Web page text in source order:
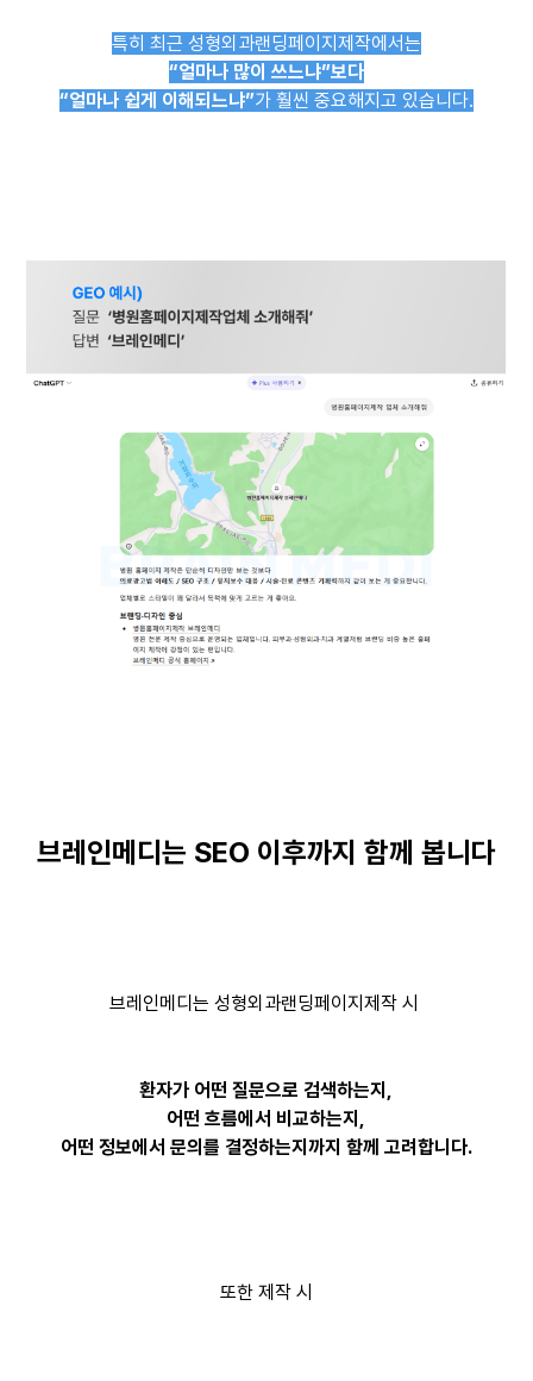
특히 최근 성형외과랜딩페이지제작에서는
“얼마나 많이 쓰느냐”보다
“얼마나 쉽게 이해되느냐”가 훨씬 중요해지고 있습니다.
브레인메디는 SEO 이후까지 함께 봅니다
브레인메디는 성형외과랜딩페이지제작 시
환자가 어떤 질문으로 검색하는지,
어떤 흐름에서 비교하는지,
어떤 정보에서 문의를 결정하는지까지 함께 고려합니다.
또한 제작 시